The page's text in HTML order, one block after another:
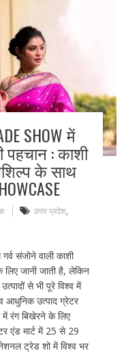
SHOW में
पहचान : काशी
के साथ
उत्तर प्रदेश,
संजोने वाली काशी
जानी जाती है, लेकिन
से भी पूरे विश्व में
आधुनिक उत्पाद ग्रेटर
में रंग बिखेरने के लिए
एंड मार्ट में 25 से 29
ट्रेड शो में विश्व भर